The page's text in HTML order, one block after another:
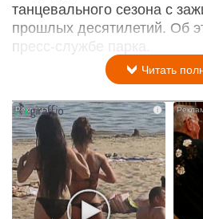
танцевального сезона с
прошлых десятилетий. Об
пресс-службе парка.
Читать
i